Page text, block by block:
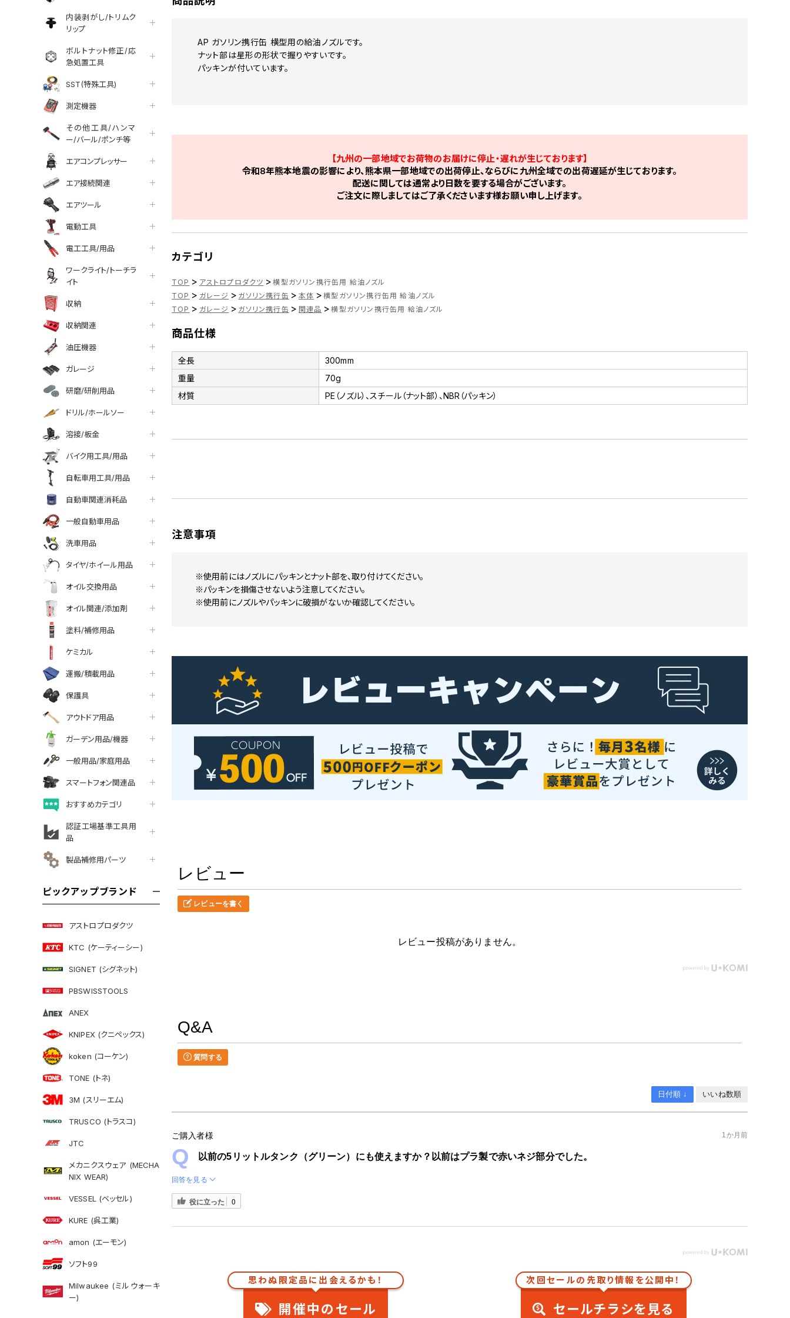
内装剥がし/トリムク
リップ
ボルトナット修正/応
急処置工具
SST(特殊工具)
測定機器
その他工具/ハンマ
ー/バール/ポンチ等
エアコンプレッサー
エア接続関連
エアツール
電動工具
電工工具/用品
ワークライト/トーチラ
イト
収納
収納関連
油圧機器
ガレージ
研磨/研削用品
ドリル/ホールソー
溶接/板金
バイク用工具/用品
自転車用工具/用品
自動車関連消耗品
一般自動車用品
洗車用品
タイヤ/ホイール用品
オイル交換用品
オイル関連/添加剤
塗料/補修用品
ケミカル
運搬/積載用品
保護具
アウトドア用品
ガーデン用品/機器
一般用品/家庭用品
スマートフォン関連品
おすすめカテゴリ
認証工場基準工具用
品
製品補修用パーツ
ピックアップブランド
アストロプロダクツ
KTC (ケーティーシー)
SIGNET (シグネット)
PBSWISSTOOLS
ANEX
KNIPEX (クニペックス)
koken (コーケン)
TONE (トネ)
3M (スリーエム)
TRUSCO (トラスコ)
JTC
メカニクスウェア (MECHA
NIX WEAR)
VESSEL (ベッセル)
KURE (呉工業)
amon (エーモン)
ソフト99
Milwaukee (ミルウォーキ
ー)
AP ガソリン携行缶 横型用の給油ノズルです。
ナット部は星形の形状で握りやすいです。
パッキンが付いています。
【九州の一部地域でお荷物のお届けに停止・遅れが生じております】
令和8年熊本地震の影響により、熊本県一部地域での出荷停止、ならびに九州全域での出荷遅延が生じております。
配送に関しては通常より日数を要する場合がございます。
ご注文に際しましてはご了承くださいます様お願い申し上げます。
カテゴリ
TOP > アストロプロダクツ > 横型ガソリン携行缶用 給油ノズル
TOP > ガレージ > ガソリン携行缶 > 本体 > 横型ガソリン携行缶用 給油ノズル
TOP > ガレージ > ガソリン携行缶 > 関連品 > 横型ガソリン携行缶用 給油ノズル
商品仕様
全長
300mm
重量
70g
材質
PE（ノズル）、スチール（ナット部）、NBR（パッキン）
注意事項
※使用前にはノズルにパッキンとナット部を、取り付けてください。
※パッキンを損傷させないよう注意してください。
※使用前にノズルやパッキンに破損がないか確認してください。
レビュー
レビューを書く
レビュー投稿がありません。
Q&A
質問する
日付順 ↓ いいね数順
ご購入者様 1か月前
以前の5リットルタンク（グリーン）にも使えますか？以前はプラ製で赤いネジ部分でした。
回答を見る
役に立った 0
思わぬ限定品に出会えるかも！
開催中のセール
次回セールの先取り情報を公開中！
セールチラシを見る